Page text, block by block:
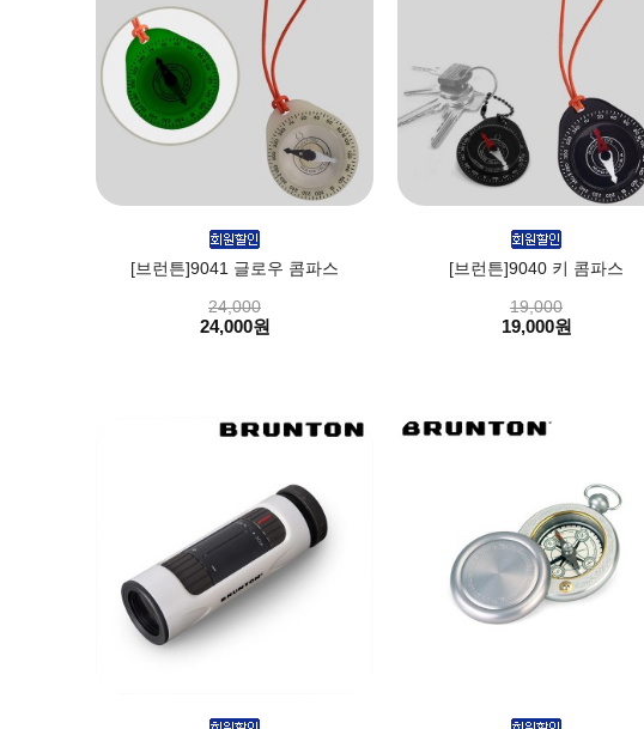
[브런튼]9041 글로우 콤파스
24,000
24,000원
[브런튼]9040 키 콤파스
19,000
19,000원